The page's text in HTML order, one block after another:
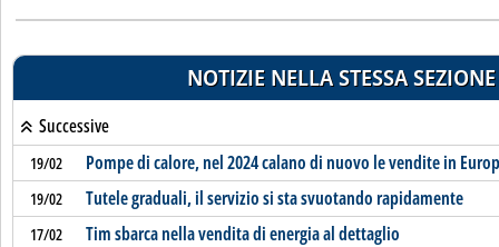
NOTIZIE NELLA STESSA SEZIONE
Successive
19/02 Pompe di calore, nel 2024 calano di nuovo le vendite in
19/02 Tutele graduali, il servizio si sta svuotando rapidamente
17/02 Tim sbarca nella vendita di energia al dettaglio